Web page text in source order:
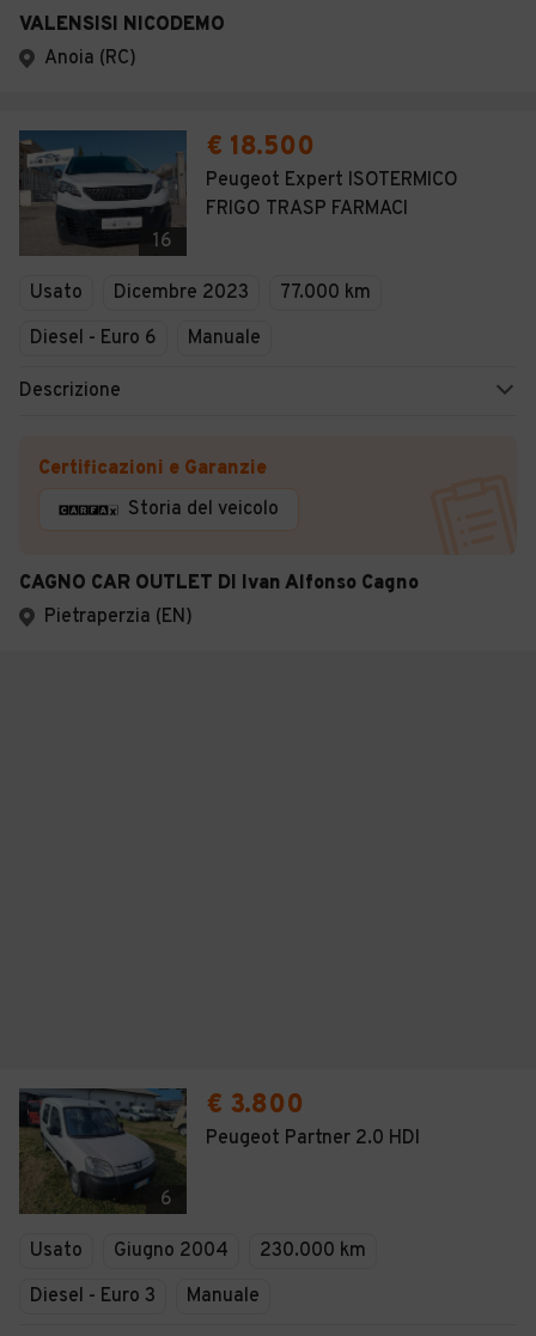
VALENSISI NICODEMO
Anoia (RC)
16
€ 18.500
Peugeot Expert ISOTERMICO
FRIGO TRASP FARMACI
Usato Dicembre 2023
77.000 km
Diesel - Euro 6
Manuale
Descrizione
Certificazioni e Garanzie
Storia del veicolo
CAGNO CAR OUTLET DI Ivan Alfonso Cagno
Pietraperzia (EN)
6
€ 3.800
Peugeot Partner 2.0 HDI
Usato Giugno 2004
230.000 km
Diesel - Euro 3
Manuale